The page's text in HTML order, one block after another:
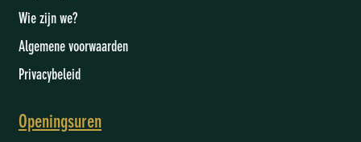
Wie zijn we?
Algemene voorwaarden
Privacybeleid
Openingsuren